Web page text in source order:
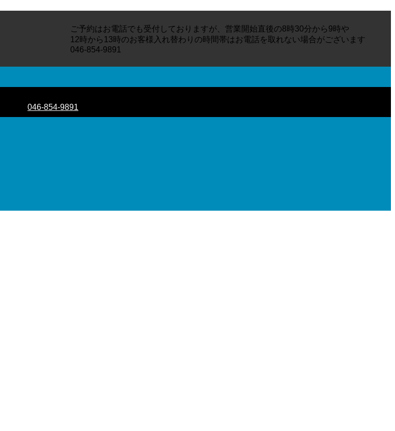
ご予約はお電話でも受付しておりますが、営業開始直後の8時30分から9時や
12時から13時のお客様入れ替わりの時間帯はお電話を取れない場合がございます
046-854-9891
046-854-9891